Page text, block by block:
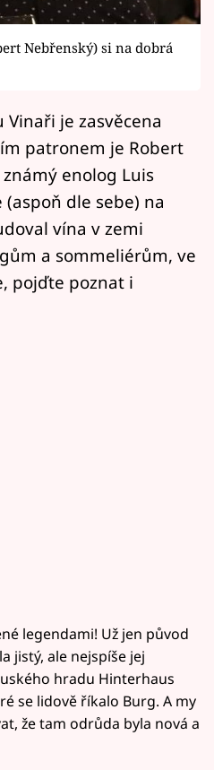
Vary
Nebřenský) si na dobrá
je zasvěcena
patronem je Robert
enolog Luis
dle sebe) na
vína v zemi
a sommeliérům, ve
pojďte poznat i
legendami! Už jen původ
jistý, ale nejspíše jej
hradu Hinterhaus
se lidově říkalo Burg. A my
že tam odrůda byla nová a